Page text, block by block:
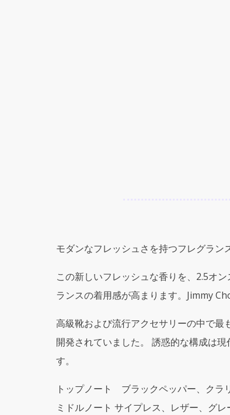
モダンなフレッシュさを持つフレグラン
この新しいフレッシュな香りを、2.5オ
ランスの着用感が高まります。Jimmy
高級靴および流行アクセサリーの中で最
開発されていました。 誘惑的な構成は
す。
トップノート ブラックペッパー、クラ
ミドルノート サイプレス、レザー、グレ